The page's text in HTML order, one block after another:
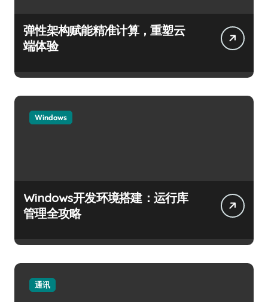
弹性架构赋能精准计算，重塑云
端体验
Windows
Windows开发环境搭建：运行库
管理全攻略
通讯